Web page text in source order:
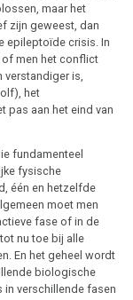
maar het
zijn geweest, dan
epileptoïde crisis. In
men het conflict
is,
het
pas aan het eind van
fundamenteel
fysische
één en hetzelfde
moet men
fase of in de
nu toe bij alle
En het geheel wordt
biologische
verschillende fasen